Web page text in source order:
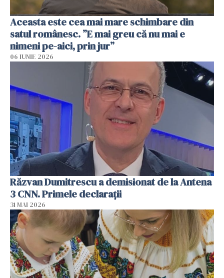
Aceasta este cea mai mare schimbare din
satul românesc. ”E mai greu că nu mai e
nimeni pe-aici, prin jur”
06 IUNIE 2026
Răzvan Dumitrescu a demisionat de la Antena
3 CNN. Primele declarații
31 MAI 2026